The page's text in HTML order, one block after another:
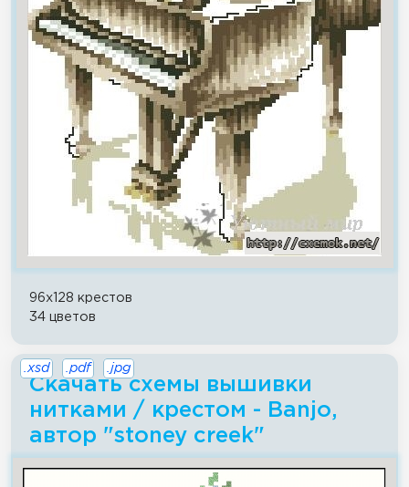
96x128 крестов
34 цветов
Скачать схемы вышивки
нитками / крестом - Banjo,
автор "stoney creek"
.xsd .pdf .jpg